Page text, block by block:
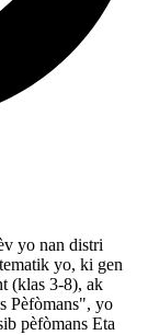
yo nan distri
yo, ki gen
(klas 3-8), ak
Pèfòmans", yo
pèfòmans Eta